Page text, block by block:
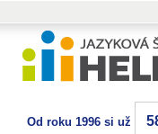
Od roku 1996 si už